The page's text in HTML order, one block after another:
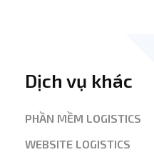
Dịch vụ khác
PHẦN MỀM LOGISTICS
WEBSITE LOGISTICS